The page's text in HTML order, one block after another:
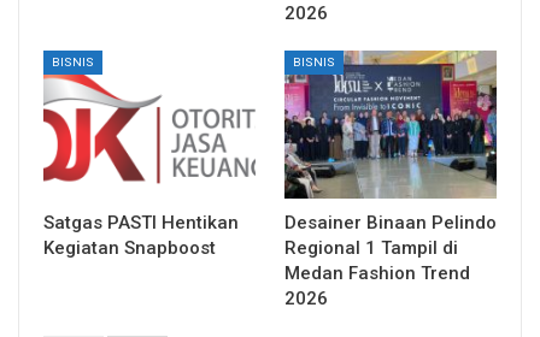
2026
BISNIS
Satgas PASTI Hentikan
Kegiatan Snapboost
BISNIS
Desainer Binaan Pelindo
Regional 1 Tampil di
Medan Fashion Trend
2026